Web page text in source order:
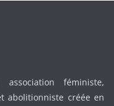
féministe,
abolitionniste créée en